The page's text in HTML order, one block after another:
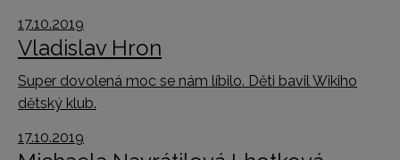
17.10.2019
Vladislav Hron
Super dovolená moc se nám líbilo. Děti bavil Wikiho
dětský klub.
17.10.2019